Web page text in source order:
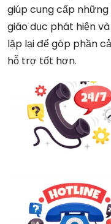
giúp cung cấp
giáo dục phát hiện
lặp lại để góp phần
hỗ trợ tốt hơn.